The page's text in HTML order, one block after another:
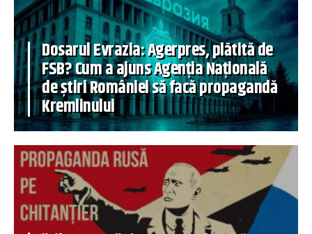
Dosarul Evrazia: Agerpres, plătită de
FSB? Cum a ajuns Agenția Națională
de știri României să facă propagandă
Kremlinului